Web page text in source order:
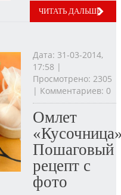
ЧИТАТЬ ДАЛЬШЕ
Дата: 31-03-2014,
17:58 |
Просмотрено: 2305
| Комментариев: 0
Омлет
Пошаговый
рецепт с
фото